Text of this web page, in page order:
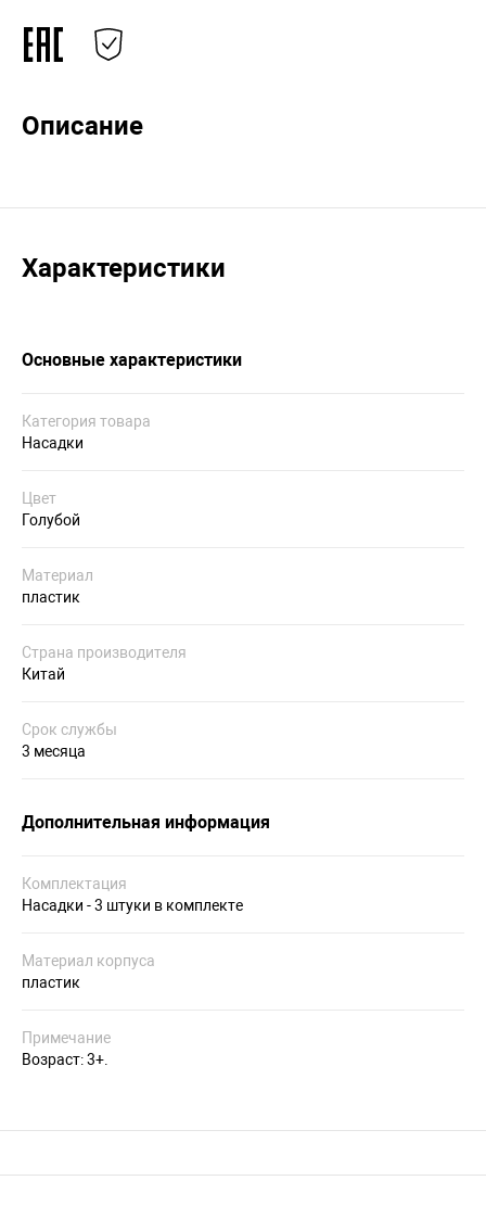
Описание
Характеристики
Основные характеристики
Категория товара
Насадки
Цвет
Голубой
Материал
пластик
Страна производителя
Китай
Срок службы
3 месяца
Дополнительная информация
Комплектация
Насадки - 3 штуки в комплекте
Материал корпуса
пластик
Примечание
Возраст: 3+.